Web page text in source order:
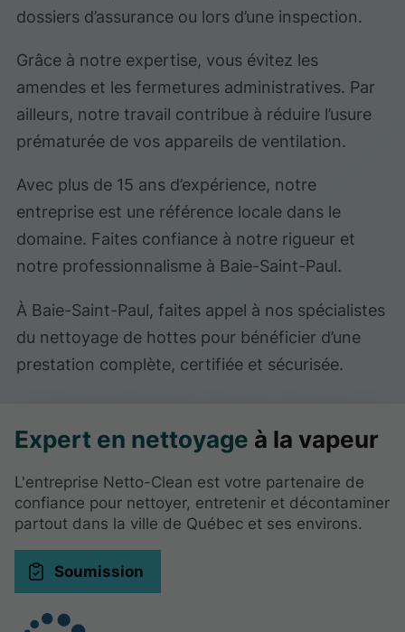
dossiers d’assurance ou lors d’une inspection.
Grâce à notre expertise, vous évitez les
amendes et les fermetures administratives. Par
ailleurs, notre travail contribue à réduire l’usure
prématurée de vos appareils de ventilation.
Avec plus de 15 ans d’expérience, notre
entreprise est une référence locale dans le
domaine. Faites confiance à notre rigueur et
notre professionnalisme à Baie-Saint-Paul.
À Baie-Saint-Paul, faites appel à nos spécialistes
du nettoyage de hottes pour bénéficier d’une
prestation complète, certifiée et sécurisée.
Expert en nettoyage à la vapeur
L'entreprise Netto-Clean est votre partenaire de
confiance pour nettoyer, entretenir et décontaminer
partout dans la ville de Québec et ses environs.
Soumission